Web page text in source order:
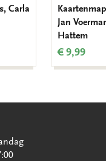
Carla
Jan
Hattem
€ 9,99